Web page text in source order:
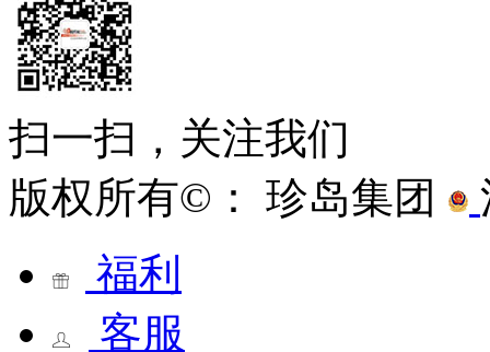
扫一扫，关注我们
版权所有©： 珍岛集团
福利
客服